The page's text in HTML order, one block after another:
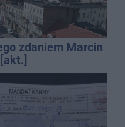
zdaniem Marcin